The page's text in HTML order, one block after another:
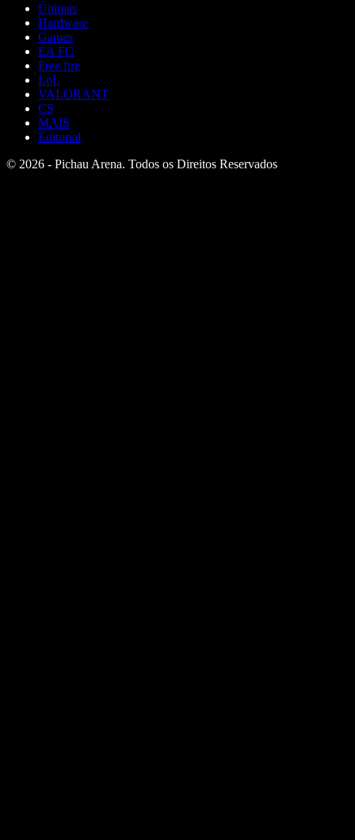
Últimas
Hardware
Games
EA FC
Free fire
LoL
VALORANT
CS
MAIS
Editorial
© 2026 - Pichau Arena. Todos os Direitos Reservados